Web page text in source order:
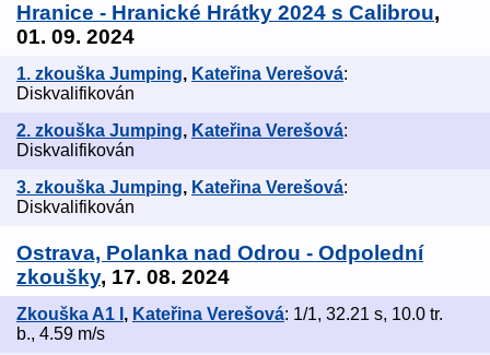
Hranice - Hranické Hrátky 2024 s Calibrou,
01. 09. 2024
1. zkouška Jumping, Kateřina Verešová:
Diskvalifikován
2. zkouška Jumping, Kateřina Verešová:
Diskvalifikován
3. zkouška Jumping, Kateřina Verešová:
Diskvalifikován
Ostrava, Polanka nad Odrou - Odpolední
zkoušky, 17. 08. 2024
Zkouška A1 I , Kateřina Verešová: 1/1, 32.21 s, 10.0 tr.
b., 4.59 m/s